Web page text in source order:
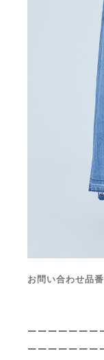
お問い合わせ品番
ーーーーーーー
ーーーーーーー